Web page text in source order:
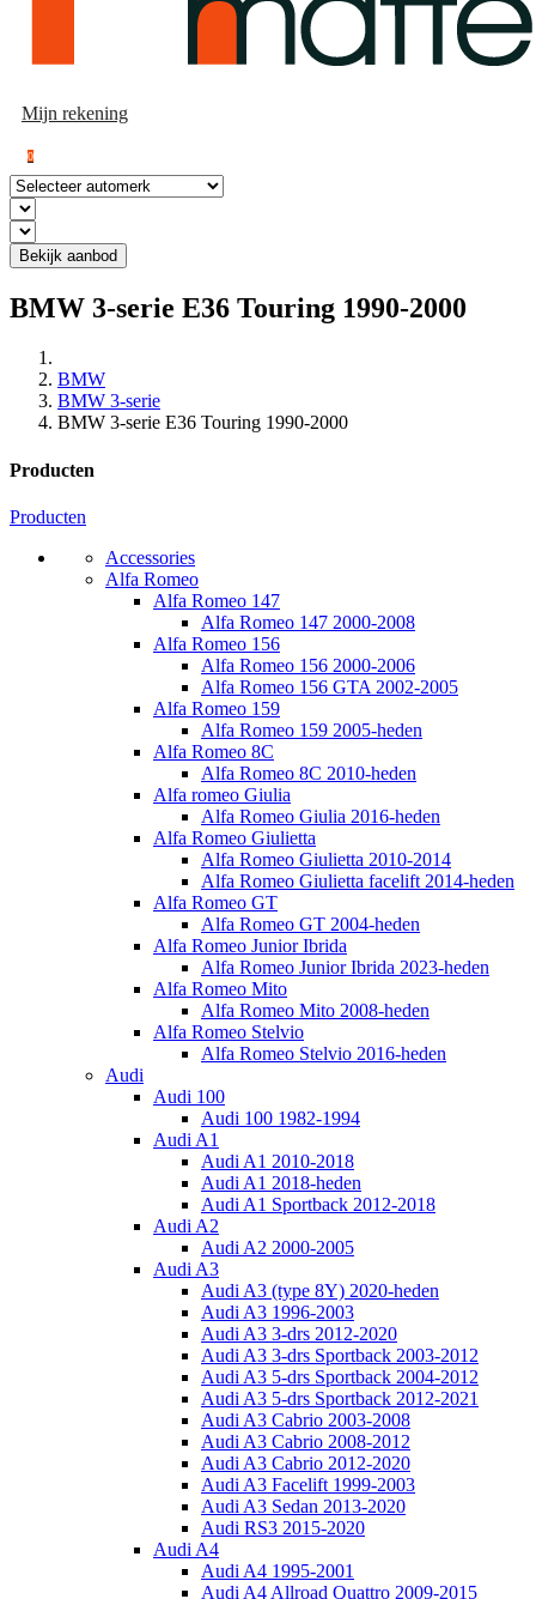
Mijn rekening
0
Bekijk aanbod
BMW 3-serie E36 Touring 1990-2000
BMW
BMW 3-serie
BMW 3-serie E36 Touring 1990-2000
Producten
Producten
Accessories
Alfa Romeo
Alfa Romeo 147
Alfa Romeo 147 2000-2008
Alfa Romeo 156
Alfa Romeo 156 2000-2006
Alfa Romeo 156 GTA 2002-2005
Alfa Romeo 159
Alfa Romeo 159 2005-heden
Alfa Romeo 8C
Alfa Romeo 8C 2010-heden
Alfa romeo Giulia
Alfa Romeo Giulia 2016-heden
Alfa Romeo Giulietta
Alfa Romeo Giulietta 2010-2014
Alfa Romeo Giulietta facelift 2014-heden
Alfa Romeo GT
Alfa Romeo GT 2004-heden
Alfa Romeo Junior Ibrida
Alfa Romeo Junior Ibrida 2023-heden
Alfa Romeo Mito
Alfa Romeo Mito 2008-heden
Alfa Romeo Stelvio
Alfa Romeo Stelvio 2016-heden
Audi
Audi 100
Audi 100 1982-1994
Audi A1
Audi A1 2010-2018
Audi A1 2018-heden
Audi A1 Sportback 2012-2018
Audi A2
Audi A2 2000-2005
Audi A3
Audi A3 (type 8Y) 2020-heden
Audi A3 1996-2003
Audi A3 3-drs 2012-2020
Audi A3 3-drs Sportback 2003-2012
Audi A3 5-drs Sportback 2004-2012
Audi A3 5-drs Sportback 2012-2021
Audi A3 Cabrio 2003-2008
Audi A3 Cabrio 2008-2012
Audi A3 Cabrio 2012-2020
Audi A3 Facelift 1999-2003
Audi A3 Sedan 2013-2020
Audi RS3 2015-2020
Audi A4
Audi A4 1995-2001
Audi A4 Allroad Quattro 2009-2015